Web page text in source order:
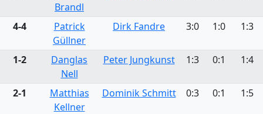
Brandl
4-4
Patrick
Güllner
Dirk Fandre 3:0 1:0 1:3
1-2
Danglas
Nell
Peter Jungkunst 1:3 0:1 1:4
2-1
Matthias
Kellner
Dominik Schmitt 0:3 0:1 1:5